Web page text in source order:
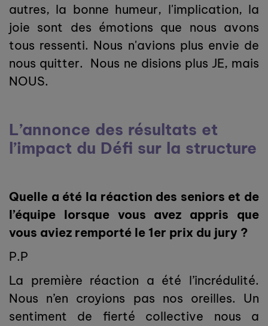
autres, la bonne humeur, l'implication, la
joie sont des émotions que nous avons
tous ressenti. Nous n'avions plus envie de
nous quitter. Nous ne disions plus JE, mais
NOUS.
L’annonce des résultats et
l’impact du Défi sur la structure
Quelle a été la réaction des seniors et de
l’équipe lorsque vous avez appris que
vous aviez remporté le 1er prix du jury ?
P.P
La première réaction a été l’incrédulité.
Nous n’en croyions pas nos oreilles. Un
sentiment de fierté collective nous a